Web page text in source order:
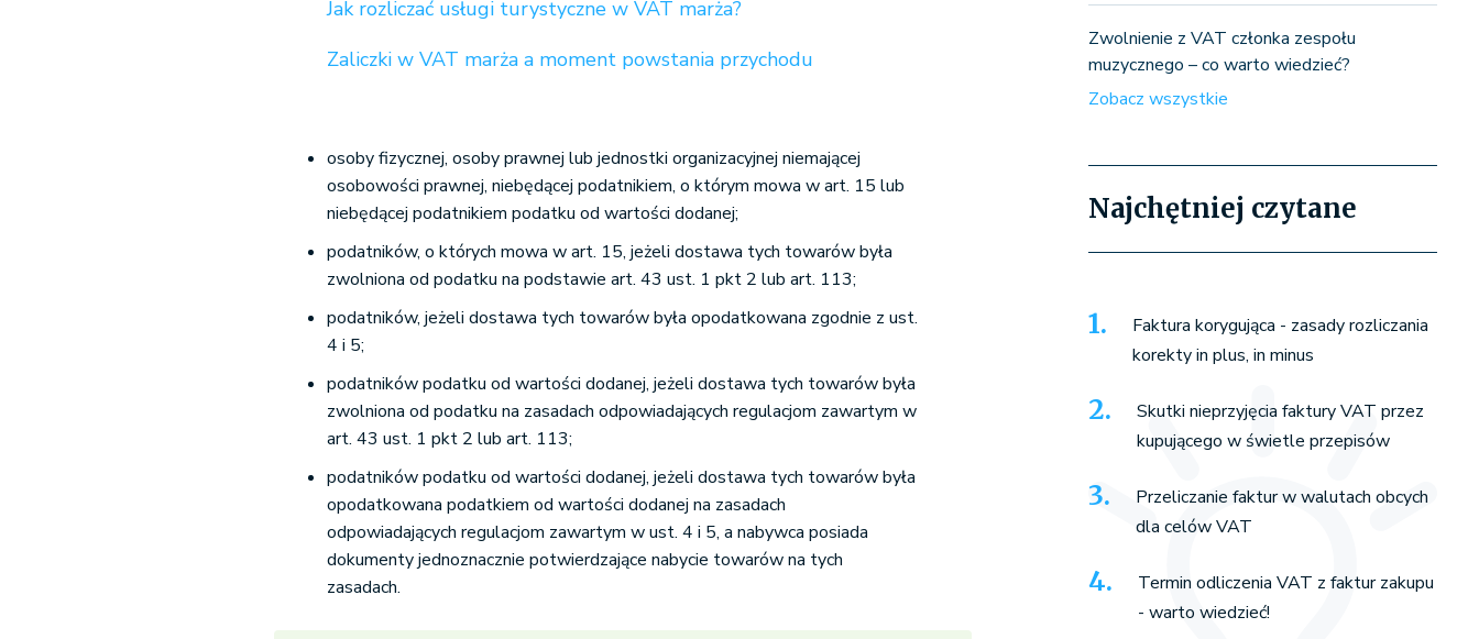
Jak rozliczać usługi turystyczne w VAT marża?
Zaliczki w VAT marża a moment powstania przychodu
osoby fizycznej, osoby prawnej lub jednostki organizacyjnej niemającej
osobowości prawnej, niebędącej podatnikiem, o którym mowa w art. 15 lub
niebędącej podatnikiem podatku od wartości dodanej;
podatników, o których mowa w art. 15, jeżeli dostawa tych towarów była
zwolniona od podatku na podstawie art. 43 ust. 1 pkt 2 lub art. 113;
podatników, jeżeli dostawa tych towarów była opodatkowana zgodnie z ust.
4 i 5;
podatników podatku od wartości dodanej, jeżeli dostawa tych towarów była
zwolniona od podatku na zasadach odpowiadających regulacjom zawartym w
art. 43 ust. 1 pkt 2 lub art. 113;
podatników podatku od wartości dodanej, jeżeli dostawa tych towarów była
opodatkowana podatkiem od wartości dodanej na zasadach
odpowiadających regulacjom zawartym w ust. 4 i 5, a nabywca posiada
dokumenty jednoznacznie potwierdzające nabycie towarów na tych
zasadach.
Zwolnienie z VAT członka zespołu
muzycznego – co warto wiedzieć?
Zobacz wszystkie
Najchętniej czytane
Faktura korygująca - zasady rozliczania
korekty in plus, in minus
Skutki nieprzyjęcia faktury VAT przez
kupującego w świetle przepisów
Przeliczanie faktur w walutach obcych
dla celów VAT
Termin odliczenia VAT z faktur zakupu
- warto wiedzieć!